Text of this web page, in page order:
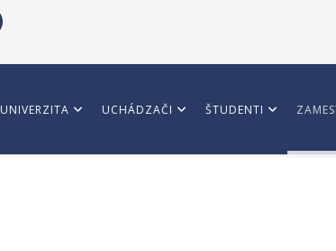
UNIVERZITA UCHÁDZAČI ŠTUDENTI